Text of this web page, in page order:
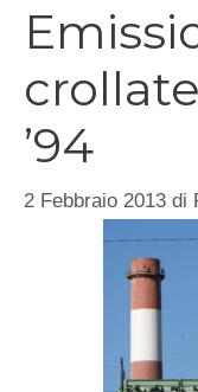
’94
2 Febbraio 2013 di